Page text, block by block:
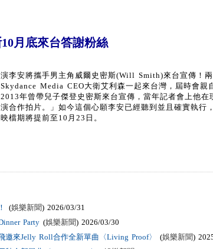
月底來台答謝粉絲
演李安將攜手男主角威爾史密斯(Will Smith)來台宣傳！
Media CEO大衛艾利森一起來台灣，屆時會親
年曾帶兒子傑登史密斯來台宣傳，當年記者會上他
合作拍片。」如今這個心願李安已經聽到並且確實執行
檔期將提前至10月23日。
(娛樂新聞) 2026/03/31
Party (娛樂新聞) 2026/03/30
邀來Jelly Roll合作全新單曲〈Living Proof〉
(娛樂新聞)